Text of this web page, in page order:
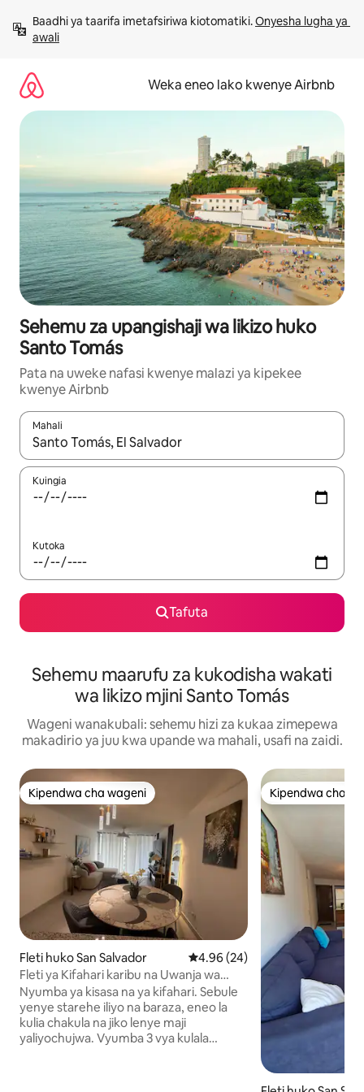
kwenda
kwenye
Baadhi ya taarifa imetafsiriwa kiotomatiki. Onyesha lugha ya
awali
Weka eneo lako kwenye Airbnb
Sehemu za upangishaji wa likizo huko
Santo Tomás
Pata na uweke nafasi kwenye malazi ya kipekee
kwenye Airbnb
Mahali
Wakati matokeo yanapatikana, vinjari kwa kutumia vitufe vya
Kuingia
Kutoka
Tafuta
Sehemu maarufu za kukodisha wakati
wa likizo mjini Santo Tomás
Wageni wanakubali: sehemu hizi za kukaa zimepewa
makadirio ya juu kwa upande wa mahali, usafi na zaidi.
Kipendwa cha wageni
Kipendwa cha wageni
Fleti huko San Salvador Ukadiriaji wa wastani wa 4.96
4.96 (24)
Fleti ya Kifahari karibu na Uwanja wa
Ndege na Kituo cha Kihistoria
Nyumba ya kisasa na ya kifahari. Sebule
yenye starehe iliyo na baraza, eneo la
kulia chakula na jiko lenye maji
yaliyochujwa. Vyumba 3 vya kulala
Kipendwa cha
Kipendwa cha